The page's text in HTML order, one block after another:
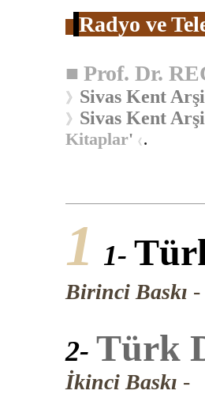
Radyo ve
■ Prof. Dr.
》 Sivas Kent
》 Sivas Kent
Kitaplar' 《 .
1 1-
Birinci Baskı -
2- Türk
İkinci Baskı -